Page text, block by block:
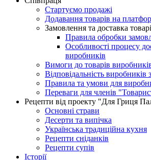
Стартуємо продажі
Додавання товарів на
Замовлення та доставка
Правила обробки
Особливості процесу
виробників
Вимоги до товарів
Відповідальність виробників
Правила та умови для
Переваги для членів
Рецепти від проекту "Для Гриця
Основні страви
Десерти та випічка
Українська традиційна кухня
Рецепти сніданків
Рецепти супів
Історії